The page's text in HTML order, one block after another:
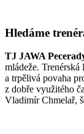
Hledáme
TJ JAWA
mládeže.
a trpělivá povaha
z dobře využitého
Vladimír Chmelař,